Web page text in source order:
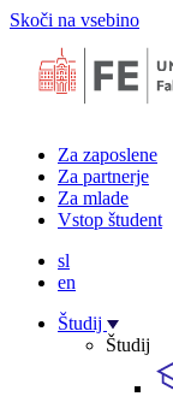
Skoči na vsebino
Za zaposlene
Za partnerje
Za mlade
Vstop študent
sl
en
Študij
Študij